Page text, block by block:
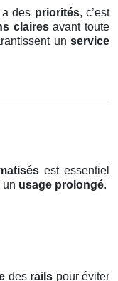
a des priorités, c’est
clairesavant toute
un service
est essentiel
un usage prolongé.
des rails pour éviter